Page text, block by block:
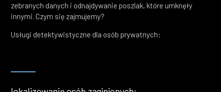
zebranych danych i odnajdywanie poszlak, które umknęły
innymi. Czym się zajmujemy?
Usługi detektywistyczne dla osób prywatnych: